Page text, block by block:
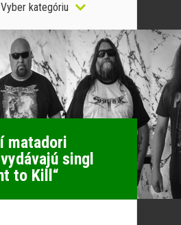
Vyber kategóriu
matadori
singl
to Kill“